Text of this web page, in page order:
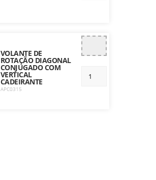
VOLANTE DE
ROTAÇÃO DIAGONAL
CONJUGADO COM
VERTICAL
CADEIRANTE
APC0315